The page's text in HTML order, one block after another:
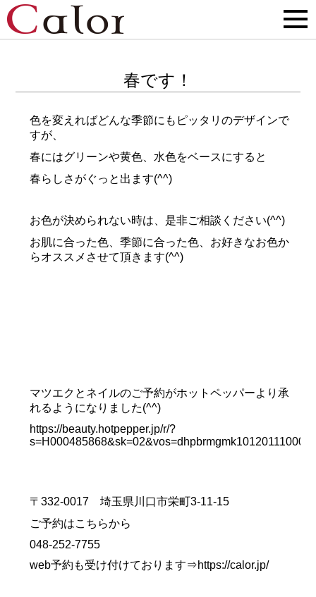
春です！
色を変えればどんな季節にもピッタリのデザインで
すが、
春にはグリーンや黄色、水色をベースにすると
春らしさがぐっと出ます(^^)
お色が決められない時は、是非ご相談ください(^^)
お肌に合った色、季節に合った色、お好きなお色か
らオススメさせて頂きます(^^)
マツエクとネイルのご予約がホットペッパーより承
れるようになりました(^^)
https://beauty.hotpepper.jp/r/?
s=H000485868&sk=02&vos=dhpbrmgmk10120111000
〒332-0017 埼玉県川口市栄町3-11-15
ご予約はこちらから
048-252-7755
web予約も受け付けております⇒https://calor.jp/